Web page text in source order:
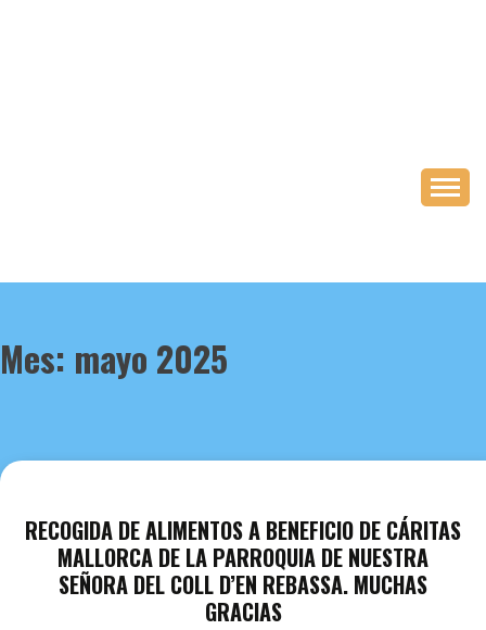
Mes: mayo 2025
RECOGIDA DE ALIMENTOS A BENEFICIO DE CÁRITAS
MALLORCA DE LA PARROQUIA DE NUESTRA
SEÑORA DEL COLL D’EN REBASSA. MUCHAS
GRACIAS